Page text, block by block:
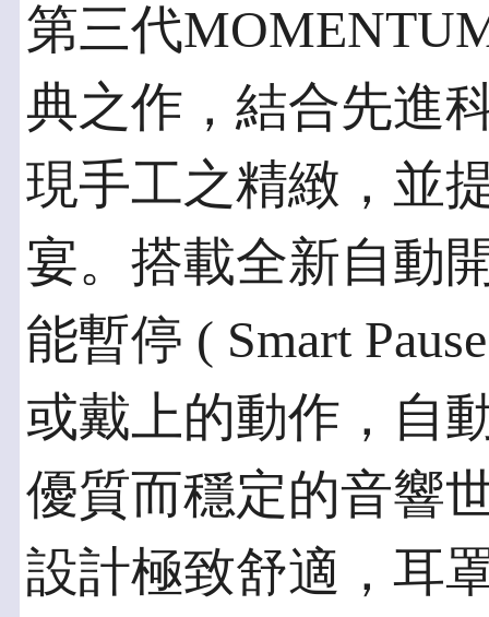
第三代
典之作，結合先進
現手工之精緻，並
宴。搭載全新自動
能暫停 ( Smart
或戴上的動作，自
優質而穩定的音響
設計極致舒適，耳